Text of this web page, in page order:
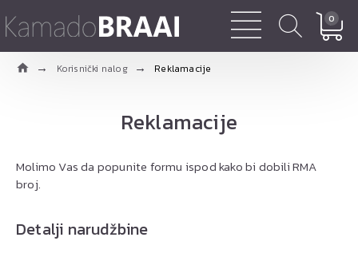
0
Korisnički nalog Reklamacije
Reklamacije
Molimo Vas da popunite formu ispod kako bi dobili RMA
broj.
Detalji narudžbine